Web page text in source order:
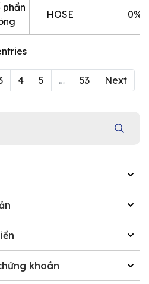
khoán
phần
HOSE 0%
4 5 … 53 Next